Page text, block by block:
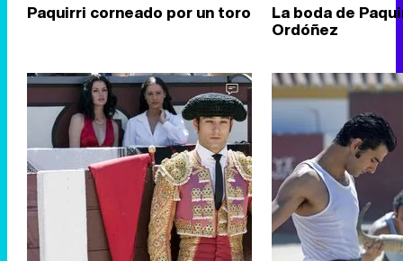
Paquirri corneado por un toro La boda de
Ordóñez